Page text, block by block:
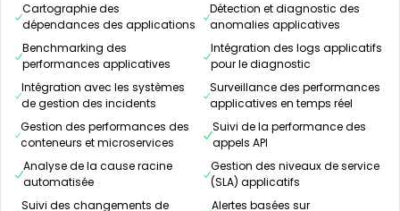
Cartographie des
dépendances des applications
Détection et diagnostic des
anomalies applicatives
Benchmarking des
performances applicatives
Intégration des logs applicatifs
pour le diagnostic
Intégration avec les systèmes
de gestion des incidents
Surveillance des performances
applicatives en temps réel
Gestion des performances des
conteneurs et microservices
Suivi de la performance des
appels API
Analyse de la cause racine
automatisée
Gestion des niveaux de service
(SLA) applicatifs
Suivi des changements de
Alertes basées sur